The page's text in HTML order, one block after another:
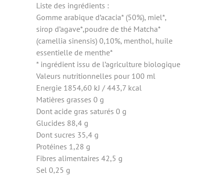
Liste des ingrédients :
Gomme arabique d’acacia* (50%), miel*,
sirop d’agave*,poudre de thé Matcha*
(camellia sinensis) 0,10%, menthol, huile
essentielle de menthe*
* ingrédient issu de l’agriculture biologique
Valeurs nutritionnelles pour 100 ml
Energie 1854,60 kJ / 443,7 kcal
Matières grasses 0 g
Dont acide gras saturés 0 g
Glucides 88,4 g
Dont sucres 35,4 g
Protéines 1,28 g
Fibres alimentaires 42,5 g
Sel 0,25 g